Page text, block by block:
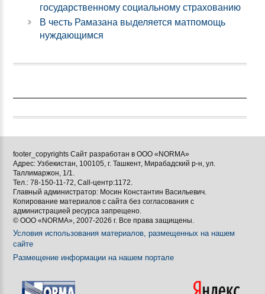
государственному социальному страхованию
В честь Рамазана выделяется матпомощь
нуждающимся
footer_copyrights Сайт разработан в ООО «NORMA»
Адрес: Узбекистан, 100105, г. Ташкент, Мирабадский р-н, ул.
Таллимаржон, 1/1.
Тел.: 78-150-11-72, Call-центр:1172.
Главный администратор: Мосин Константин Васильевич.
Копирование материалов с сайта без согласования с
администрацией ресурса запрещено.
© ООО «NORMA», 2007-2026 г. Все права защищены.
Условия использования материалов, размещенных на нашем
сайте
Размещение информации на нашем портале